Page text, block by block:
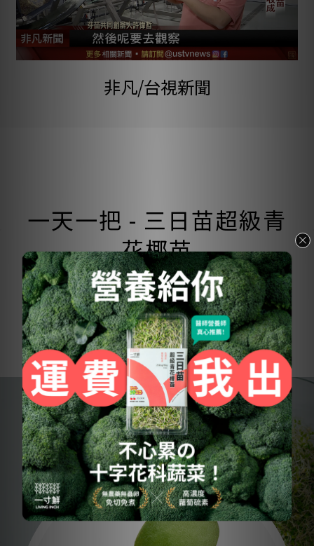
非凡/台視新聞
一天一把 - 三日苗超級青
花椰苗
餐桌上最鮮活的配角